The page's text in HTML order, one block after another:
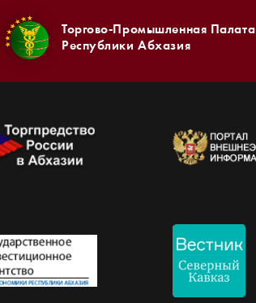
Торгово-Промышленная Палата
Республики Абхазия